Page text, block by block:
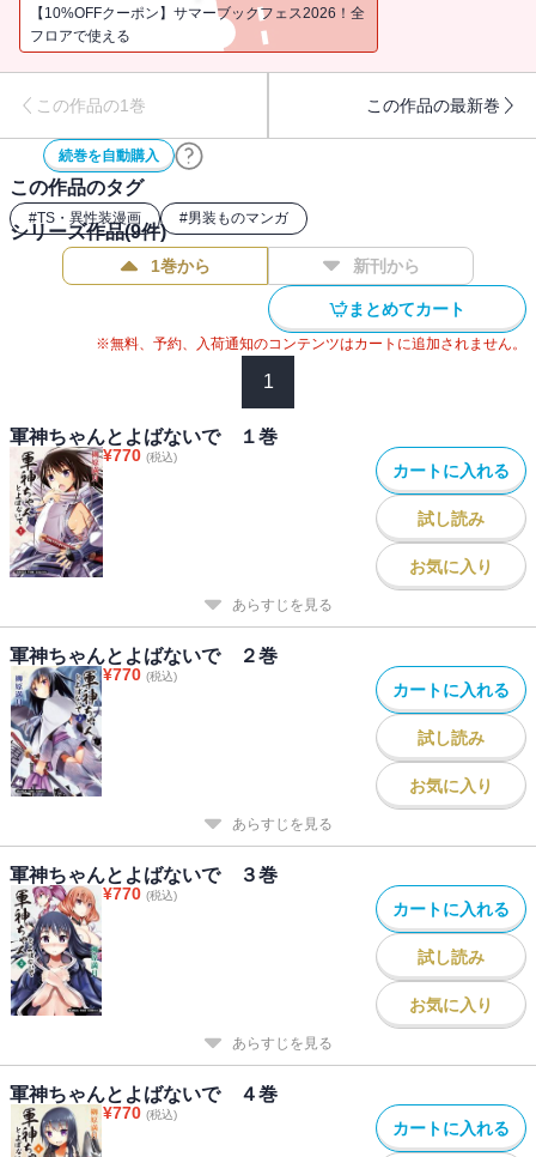
【10%OFFクーポン】サマーブックフェス2026！全
フロアで使える
この作品の1巻 この作品の最新巻
続巻を自動購入
この作品のタグ
#TS・異性装漫画 #男装ものマンガ
シリーズ作品(9件)
1巻から 新刊から
まとめてカート
※無料、予約、入荷通知のコンテンツはカートに追加されません。
1
軍神ちゃんとよばないで １巻
¥770 (税込)
カートに入れる
試し読み
お気に入り
あらすじを見る
軍神ちゃんとよばないで ２巻
¥770 (税込)
カートに入れる
試し読み
お気に入り
あらすじを見る
軍神ちゃんとよばないで ３巻
¥770 (税込)
カートに入れる
試し読み
お気に入り
あらすじを見る
軍神ちゃんとよばないで ４巻
¥770 (税込)
カートに入れる